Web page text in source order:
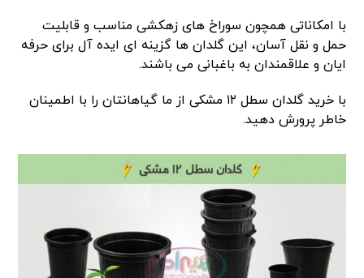
با امکاناتی همچون سوراخ های زهکشی مناسب و قابلیت
حمل و نقل آسان، این گلدان ها گزینه ای ایده آل برای حرفه
ایان و علاقمندان به باغبانی می باشند.
با خرید گلدان سطل ۱۲ مشکی از ما گیاهانتان را با اطمینان
خاطر پرورش دهید.